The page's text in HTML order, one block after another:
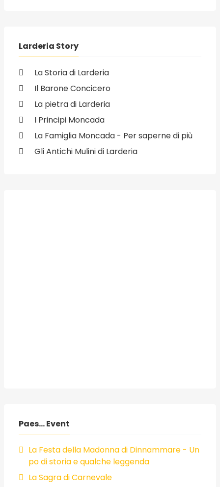
Larderia Story
La Storia di Larderia
Il Barone Concicero
La pietra di Larderia
I Principi Moncada
La Famiglia Moncada - Per saperne di più
Gli Antichi Mulini di Larderia
Paes... Event
La Festa della Madonna di Dinnammare - Un
po di storia e qualche leggenda
La Sagra di Carnevale